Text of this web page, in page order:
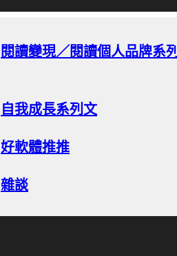
閱讀變現／閱讀個人品牌系列
自我成長系列文
好軟體推推
雜談